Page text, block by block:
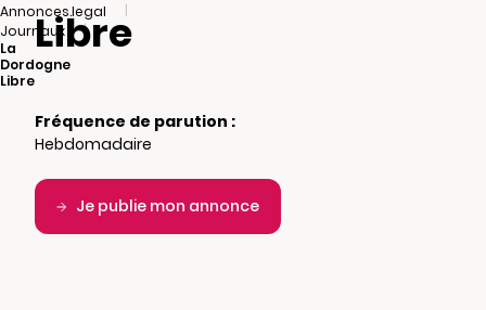
Annonces.legal
|
Journaux
|
La
Dordogne
Libre
Libre
Fréquence de parution :
Hebdomadaire
Je publie mon annonce